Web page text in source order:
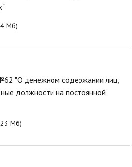
Мб)
"О денежном содержании лиц,
должности на постоянной
Мб)